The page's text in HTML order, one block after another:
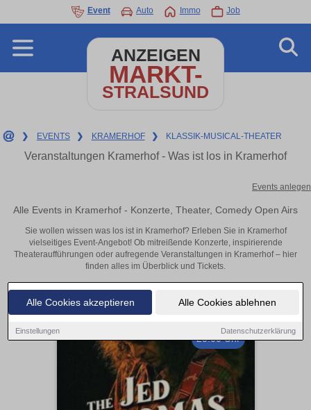
Alle Cookies akzeptieren Alle Cookies ablehnen
Einstellungen Datenschutzerklärung
Event Auto Immo Job
ANZEIGEN
MARKT-
STRALSUND
❯ EVENTS ❯ KRAMERHOF ❯ KLASSIK-MUSICAL-THEATER
Veranstaltungen Kramerhof - Was ist los in Kramerhof
Events anlegen
Alle Events in Kramerhof - Konzerte, Theater, Comedy Open Airs
Sie wollen wissen was los ist in Kramerhof? Erleben Sie in Kramerhof
vielseitiges Event-Angebot! Ob mitreißende Konzerte, inspirierende
Theateraufführungen oder aufregende Veranstaltungen in Kramerhof – hier
finden alles im Überblick und Tickets.
20:00 Uhr